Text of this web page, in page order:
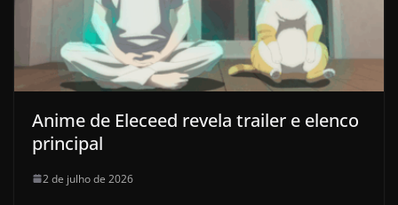
Anime de Eleceed revela trailer e elenco
principal
2 de julho de 2026